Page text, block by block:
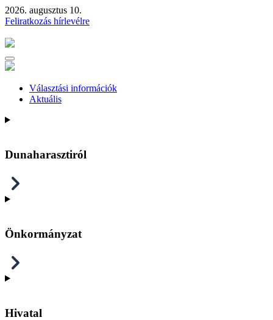
2026. augusztus 10.
Feliratkozás hírlevélre
Választási információk
Aktuális
Dunaharasztiról
Önkormányzat
Hivatal